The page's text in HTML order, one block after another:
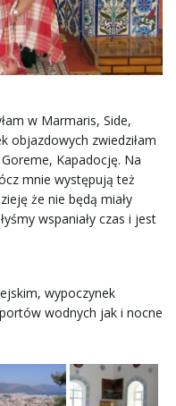
ł
w Marmaris, Side,
objazdowych zwiedziłam
Kapadocję. Na
mnie występują też
że nie będą miały
wspaniały czas i jest
wypoczynek
wodnych jak i nocne